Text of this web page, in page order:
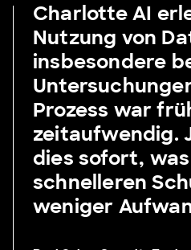
Charlotte AI
Nutzung von
insbesondere
Prozess war
zeitaufwendig.
dies sofort,
schnelleren
weniger